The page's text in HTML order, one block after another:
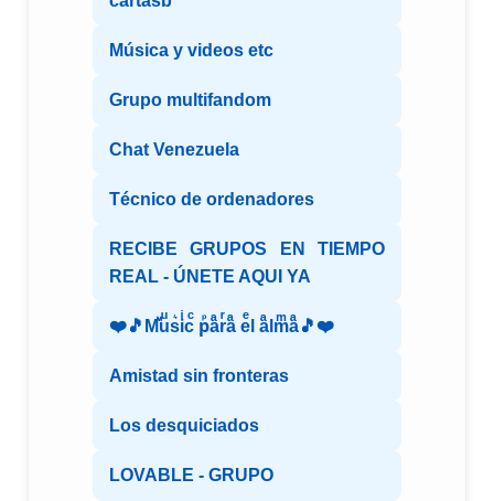
Música y videos etc
Grupo multifandom
Chat Venezuela
Técnico de ordenadores
RECIBE GRUPOS EN TIEMPO
REAL - ÚNETE AQUI YA
❤️🎵Mⷨuͧs͛iͥcͨ рⷬaͣrͬaͣ eͤl aͣlmͫaͣ🎵❤️
Amistad sin fronteras
Los desquiciados
LOVABLE - GRUPO